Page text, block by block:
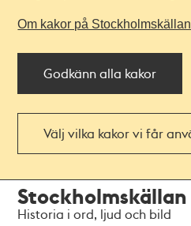
Om kakor på Stockholmskällan
Godkänn alla kakor
Välj vilka kakor vi får
navigationen
huvudinnehållet
Stockholmskällan
Historia i ord, ljud och bild